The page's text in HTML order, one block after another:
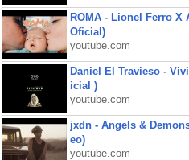
ROMA - Lionel Ferro X
Oficial)
youtube.com
Daniel El Travieso -
icial )
youtube.com
jxdn - Angels &
eo)
youtube.com